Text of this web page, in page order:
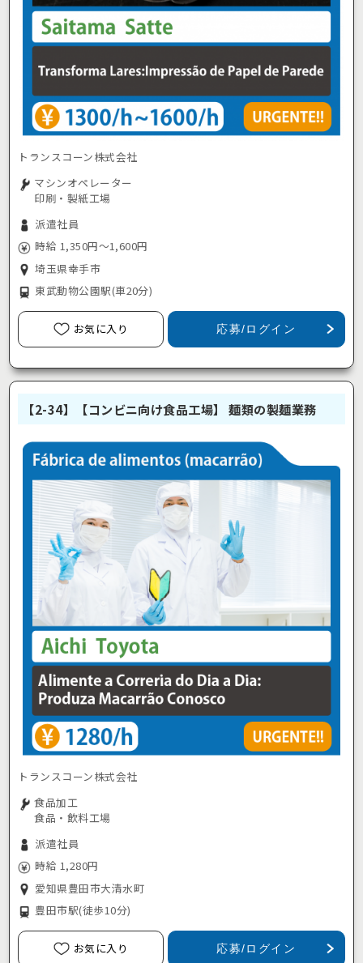
トランスコーン株式会社
マシンオペレーター
印刷・製紙工場
派遣社員
時給 1,350円～1,600円
埼玉県幸手市
東武動物公園駅(車20分)
お気に入り 応募/ログイン
【2-34】【コンビニ向け食品工場】 麺類の製麺業務
トランスコーン株式会社
食品加工
食品・飲料工場
派遣社員
時給 1,280円
愛知県豊田市大清水町
豊田市駅(徒歩10分)
お気に入り 応募/ログイン